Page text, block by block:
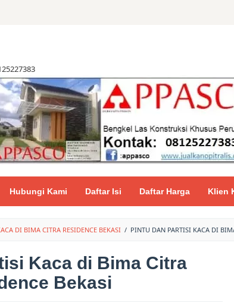
Hubungi Kami Daftar Isi Daftar Harga Klien
DI BIMA CITRA RESIDENCE BEKASI / PINTU DAN PARTISI KACA DI
Kaca di Bima Citra
Bekasi